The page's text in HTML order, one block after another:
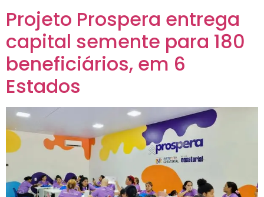
Projeto Prospera entrega
capital semente para 180
beneficiários, em 6
Estados